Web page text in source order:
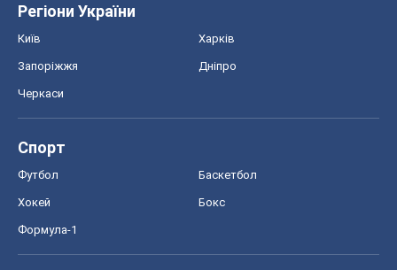
Регіони України
Київ Харків
Запоріжжя Дніпро
Черкаси
Спорт
Футбол Баскетбол
Хокей Бокс
Формула-1